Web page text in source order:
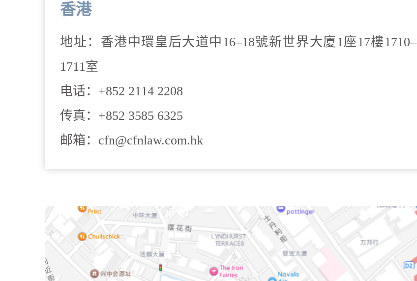
香港
地址：香港中環皇后大道中16–18號新世界大廈1座17樓1710–
1711室
电话：+852 2114 2208
传真：+852 3585 6325
邮箱：cfn@cfnlaw.com.hk